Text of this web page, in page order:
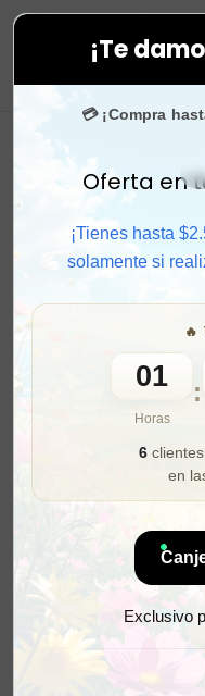
¡Te
💳 ¡Compra
Oferta en
¡Tienes hasta
solamente si
🔥
01
Horas
:
6clientes
en
Exclusivo
⚡ Compra